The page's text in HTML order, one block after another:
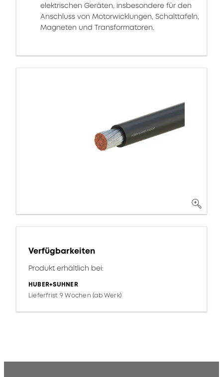
elektrischen Geräten, insbesondere für den
Anschluss von Motorwicklungen, Schalttafeln,
Magneten und Transformatoren.
Verfügbarkeiten
Produkt erhältlich bei:
HUBER+SUHNER
Lieferfrist 9 Wochen (ab Werk)